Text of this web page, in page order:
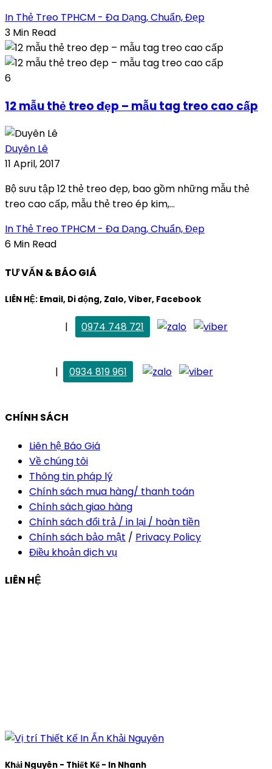
In Thẻ Treo TPHCM - Đa Dạng, Chuẩn, Đẹp
3 Min Read
6
12 mẫu thẻ treo đẹp – mẫu tag treo cao cấp
Duyên Lê
11 April, 2017
Bộ sưu tập 12 thẻ treo đẹp, bao gồm những mẫu thẻ
treo cao cấp, mẫu thẻ treo ép kim,...
In Thẻ Treo TPHCM - Đa Dạng, Chuẩn, Đẹp
6 Min Read
TƯ VẤN & BÁO GIÁ
LIÊN HỆ: Email, Di động, Zalo, Viber, Facebook
|
0974 748 721
|
0934 819 961
CHÍNH SÁCH
Liên hệ Báo Giá
Về chúng tôi
Thông tin pháp lý
Chính sách mua hàng/ thanh toán
Chính sách giao hàng
Chính sách đổi trả / in lại / hoàn tiền
Chính sách bảo mật / Privacy Policy
Điều khoản dịch vụ
LIÊN HỆ
Khải Nguyên - Thiết Kế - In Nhanh